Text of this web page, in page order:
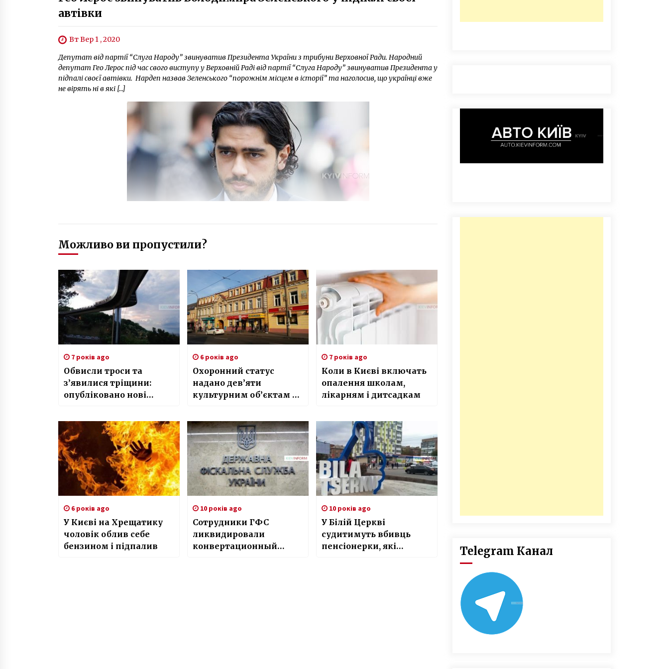
автівки
Вт Вер 1 , 2020
Депутат від партії “Слуга Народу” звинуватив Президента України з трибуни Верховної Ради. Народний
депутат Гео Лерос під час свого виступу у Верховній Раді від партії “Слуга Народу” звинуватив Президента у
підпалі своєї автівки. Нардеп назвав Зеленського “порожнім місцем в історії” та наголосив, що українці вже
не вірять ні в які […]
Можливо ви пропустили?
7 років ago
Обвисли троси та
з’явилися тріщини:
опубліковано нові
Кличка»
6 років ago
Охоронний статус
надано дев’яти
культурним об’єктам у
7 років ago
Коли в Києві включать
опалення школам,
лікарням і дитсадкам
6 років ago
У Києві на Хрещатику
чоловік облив себе
бензином і підпалив
10 років ago
Сотрудники ГФС
ликвидировали
конвертационный
10 років ago
У Білій Церкві
судитимуть вбивць
пенсіонерки, які
Telegram Канал